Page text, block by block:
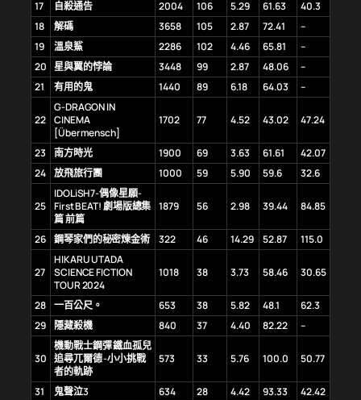
17
自殺通告 2004 106 5.29 61.63
40.3
18
解碼 3658 105 2.87 72.41
–
19
溫泉鯊 2286 102 4.46 65.81
–
20 星與翼的悖論 3448 99 2.87 48.06
–
21
有用的鬼 1440 89 6.18 64.03 –
22
G-DRAGON IN
CINEMA
[Übermensch]
1702 77 4.52 43.02 47.24
23 南方時光 1900 69 3.63 61.61
42.07
24 放飛旅行團 1000 59 5.90 59.6 32.6
25
IDOLiSH7-偶像星願-
First BEAT! 劇場版總集
篇 前篇
1879 56 2.98 39.44 84.85
26 鋼琴家們的秘密煉金術 322 46 14.29 52.87 115.0
27
HIKARU UTADA
SCIENCE FICTION
TOUR 2024
1018 38 3.73 58.46 30.65
28 一百公尺。 653 38 5.82 48.1
62.3
29
隱藏殺機 840 37 4.40 82.22 –
30
機動戰士鋼彈 鐵血孤兒
追尋兀爾德 -小小挑戰
者的軌跡
573 33 5.76 100.0 50.77
31 鬼聲泣3 634 28 4.42 93.33
42.42